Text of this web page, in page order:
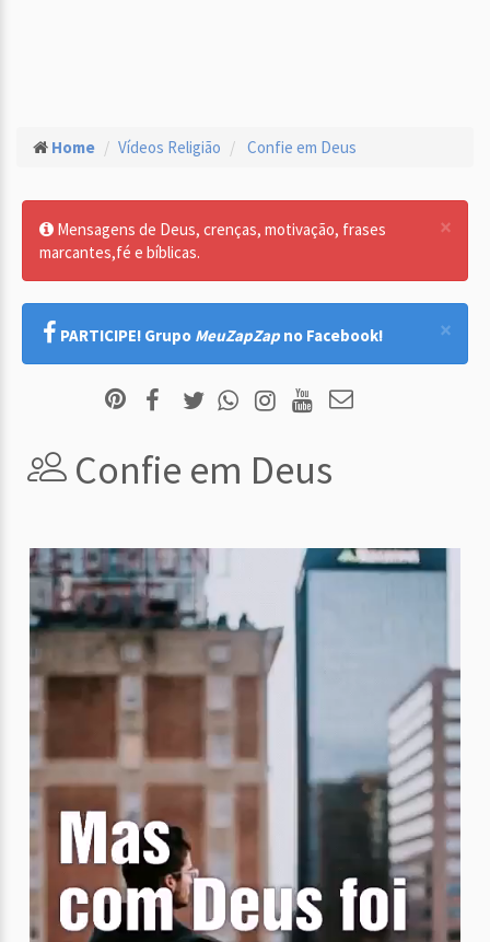
Home Vídeos Religião Confie em Deus
×
Mensagens de Deus, crenças, motivação, frases
marcantes,fé e bíblicas.
×
PARTICIPE! Grupo MeuZapZap no Facebook!
Confie em Deus